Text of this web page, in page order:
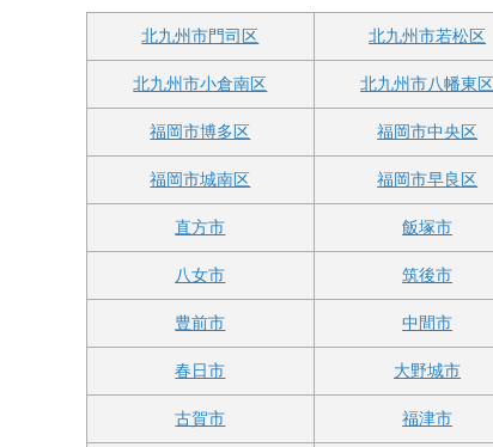
北九州市門司区 北九州市若松区
北九州市小倉南区 北九州市八幡東区
福岡市博多区 福岡市中央区
福岡市城南区 福岡市早良区
直方市 飯塚市
八女市 筑後市
豊前市 中間市
春日市 大野城市
古賀市 福津市